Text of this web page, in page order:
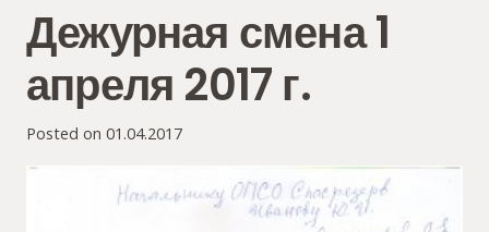
Дежурная смена 1
апреля 2017 г.
Posted on 01.04.2017